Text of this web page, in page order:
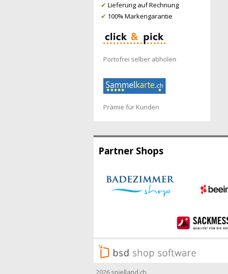
✔ Lieferung auf Rechnung
✔ 100% Markengarantie
Portofrei selber abholen
Prämie für Kunden
Partner Shops
2026 spielland.ch